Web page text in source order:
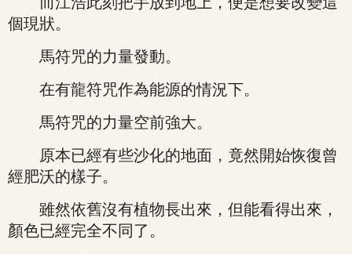
個現狀。
馬符咒的力量發動。
在有龍符咒作為能源的情況下。
馬符咒的力量空前強大。
原本已經有些沙化的地面，竟然開始恢復曾
經肥沃的樣子。
雖然依舊沒有植物長出來，但能看得出來，
顏色已經完全不同了。